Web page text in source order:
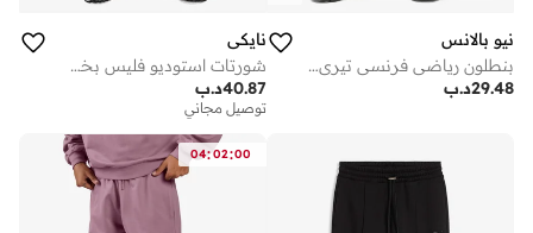
نيو بالانس
بنطلون رياضي فرنسي تيري تراك سايد
د.ب29.48
نايكي
شورتات استوديو فليس بخصر متوسط وحافة مزخرفة
د.ب40.87
توصيل مجاني
04:02:00